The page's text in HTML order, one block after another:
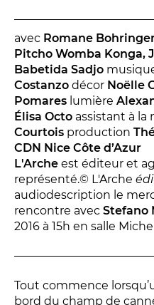
Les Tournées
LES RENDEZ-
Conversation intime
Les Procès du samedi
Les Jeudis littéraires
Le Comité de lecture
LES TEMPS FORTS
Les Contes d’apéro
Festival de Magie
Festival de Tragédies
avec Romane
Pitcho Womba Konga,
Babetida Sadjo
Costanzo décor Noëlle
Pomares lumière
Élisa Octo assistant à la
Courtois production
CDN Nice Côte d’Azur
L'Arche est éditeur et
représenté.© L'Arche
audiodescription le
rencontre avec Stefano
2016 à 15h en salle
Tout commence
bord du champ de